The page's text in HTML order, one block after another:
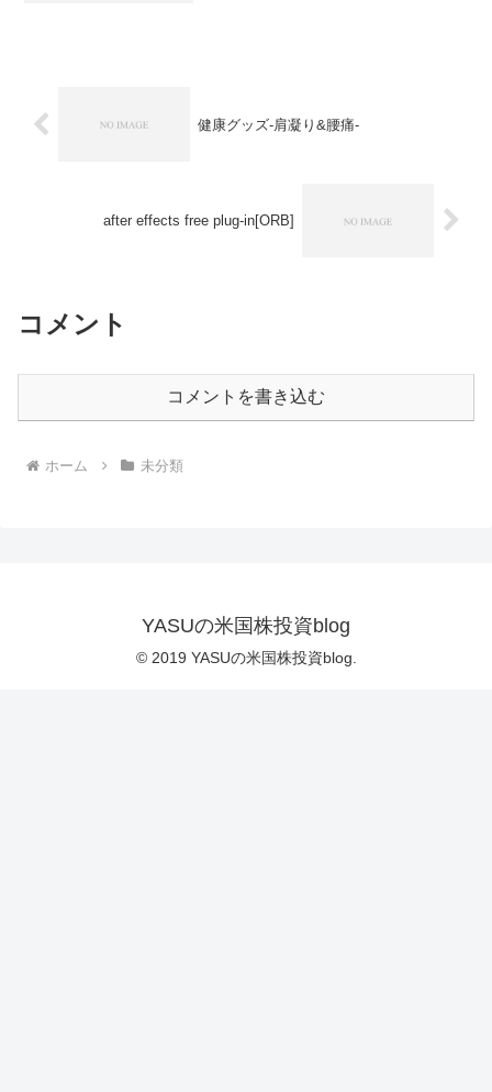
健康グッズ-肩凝り&腰痛-
after effects free plug-in[ORB]
コメント
コメントを書き込む
ホーム 未分類
YASUの米国株投資blog
© 2019 YASUの米国株投資blog.